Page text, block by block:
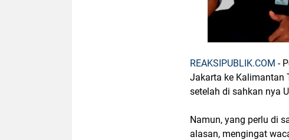
REAKSIPUBLIK.COM -
Jakarta ke Kalimantan
setelah di sahkan nya
Namun, yang perlu di
alasan, mengingat